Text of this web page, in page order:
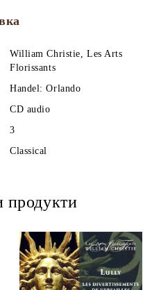
William Christie, Les Arts
Florissants
Handel: Orlando
CD audio
3
Classical
продукти